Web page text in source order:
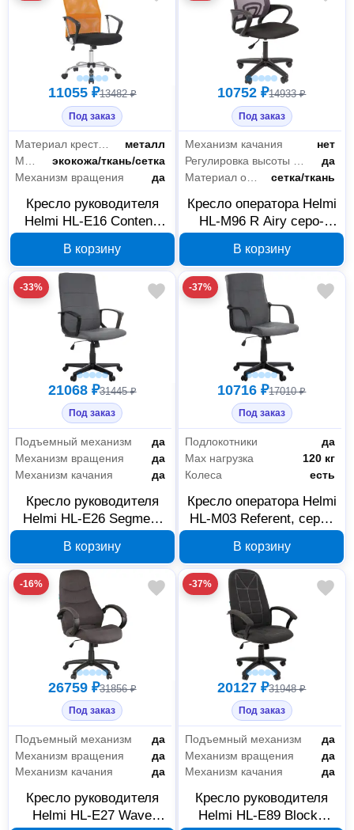
11055 ₽13482 ₽
Под заказ
Материал крестовины
металл
экокожа/ткань/сетка
Механизм вращения
да
Кресло руководителя
Helmi HL-E16 Content,
311359
В корзину
10752 ₽14933 ₽
Под заказ
Механизм качания
нет
да
Материал обивки
сетка/ткань
Кресло оператора Helmi
HL-M96 R Airy серо-
В корзину
-33%
21068 ₽31445 ₽
Под заказ
Подъемный механизм
да
Механизм вращения
да
Механизм качания
да
Кресло руководителя
Helmi HL-E26 Segment
В корзину
-37%
10716 ₽17010 ₽
Под заказ
Подлокотники
да
Max нагрузка
120 кг
Колеса
есть
Кресло оператора Helmi
HL-M03 Referent, серая
качания, 283159
В корзину
-16%
26759 ₽31856 ₽
Под заказ
Подъемный механизм
да
Механизм вращения
да
Механизм качания
да
Кресло руководителя
Helmi HL-E27 Wave
-37%
20127 ₽31948 ₽
Под заказ
Подъемный механизм
да
Механизм вращения
да
Механизм качания
да
Кресло руководителя
Helmi HL-E89 Blocks